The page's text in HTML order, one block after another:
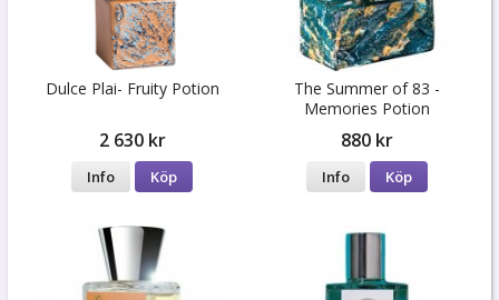
Dulce Plai- Fruity Potion
2 630 kr
Info Köp
The Summer of 83 -
Memories Potion
880 kr
Info Köp